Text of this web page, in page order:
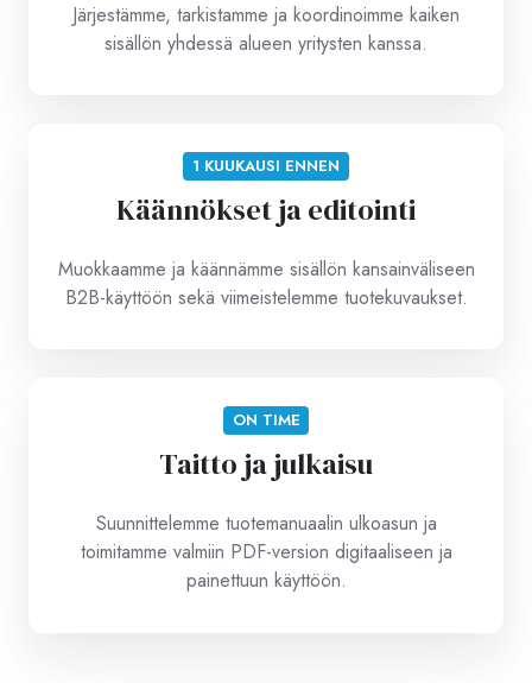
Järjestämme, tarkistamme ja koordinoimme kaiken
sisällön yhdessä alueen yritysten kanssa.
1 KUUKAUSI ENNEN
Käännökset ja editointi
Muokkaamme ja käännämme sisällön kansainväliseen
B2B-käyttöön sekä viimeistelemme tuotekuvaukset.
ON TIME
Taitto ja julkaisu
Suunnittelemme tuotemanuaalin ulkoasun ja
toimitamme valmiin PDF-version digitaaliseen ja
painettuun käyttöön.